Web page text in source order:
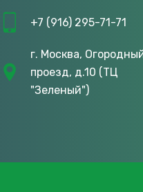
+7 (916) 295-71-71
г. Москва,
проезд, д.10 (ТЦ
"Зеленый")